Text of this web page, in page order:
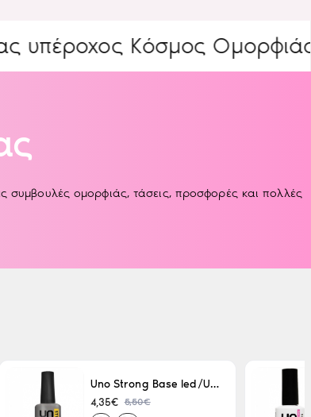
Κόσμος Ομορφιάς
συμβουλές ομορφιάς, τάσεις, προσφορές και πολλές
Uno Strong Base led/Uv 15 ml
4,35€ 5,50€